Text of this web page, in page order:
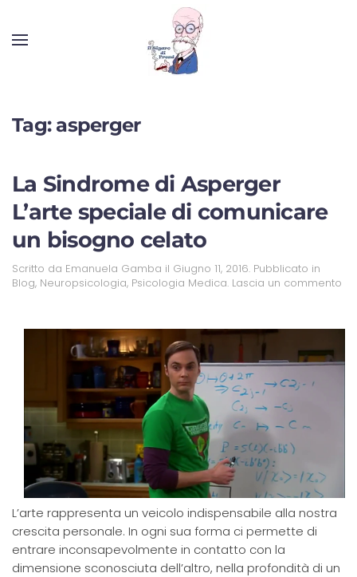
Tag: asperger
La Sindrome di Asperger
L’arte speciale di comunicare
un bisogno celato
Scritto da Emanuela Gamba il Giugno 11, 2016. Pubblicato in
Blog, Neuropsicologia, Psicologia Medica. Lascia un commento
L’arte rappresenta un veicolo indispensabile alla nostra
crescita personale. In ogni sua forma ci permette di
entrare inconsapevolmente in contatto con la
dimensione sconosciuta dell’altro, nella profondità di un